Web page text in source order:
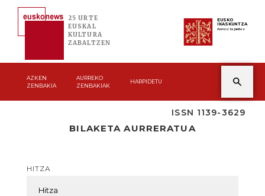
25 URTE
EUSKAL
KULTURA
ZABALTZEN
EUSKO
IKASKUNTZA
Asmoz ta jakitez
AZKEN
ZENBAKIA
AURREKO
ZENBAKIAK
HARPIDETU
ISSN 1139-3629
BILAKETA AURRERATUA
HITZA